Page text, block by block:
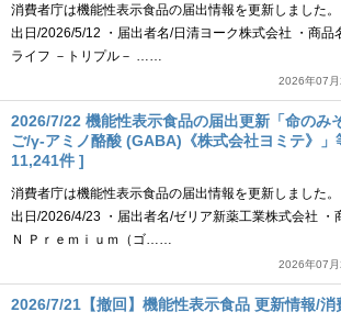
消費者庁は機能性表示食品の届出情報を更新しました
出日/2026/5/12 ・届出者名/日清ヨーク株式会社 ・商品
ライフ －トリプル－ ……
2026年07
2026/7/22 機能性表示食品の届出更新「命の
ご/γ-アミノ酪酸 (GABA)《株式会社ヨミテ》
11,241件 ]
消費者庁は機能性表示食品の届出情報を更新しました
出日/2026/4/23 ・届出者名/ゼリア新薬工業株式会社 ・
Ｎ Ｐｒｅｍｉｕｍ（ゴ……
2026年07
2026/7/21【撤回】機能性表示食品 更新情報/